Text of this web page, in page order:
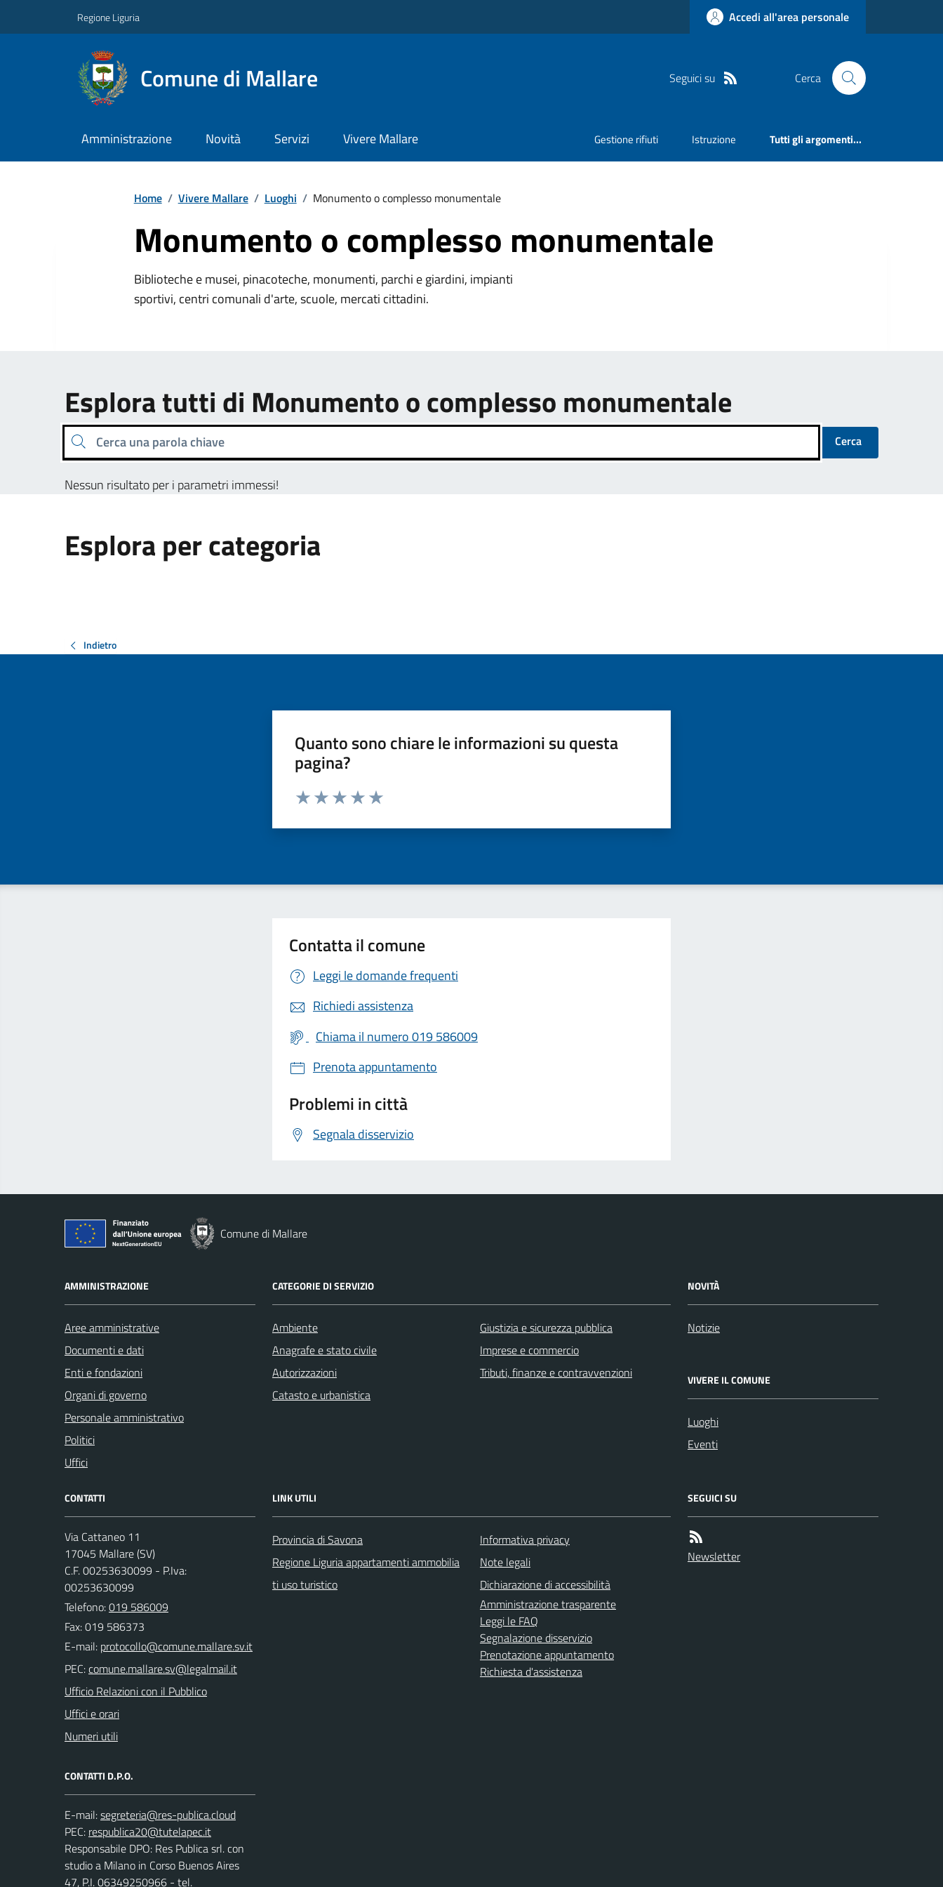
Regione Liguria Accedi all'area personale
Comune di Mallare Seguici su Cerca
Amministrazione Novità Servizi Vivere Mallare Gestione rifiuti Istruzione Tutti gli argomenti...
Home / Vivere Mallare / Luoghi / Monumento o complesso monumentale
Monumento o complesso monumentale
Biblioteche e musei, pinacoteche, monumenti, parchi e giardini, impianti
sportivi, centri comunali d'arte, scuole, mercati cittadini.
Esplora tutti di Monumento o complesso monumentale
Cerca una parola chiave Cerca
Nessun risultato per i parametri immessi!
Esplora per categoria
Indietro
Quanto sono chiare le informazioni su questa
pagina?
Valuta da 1 a 5 stelle la pagina
Contatta il comune
Leggi le domande frequenti
Richiedi assistenza
Chiama il numero 019 586009
Prenota appuntamento
Problemi in città
Segnala disservizio
Comune di Mallare
AMMINISTRAZIONE
Aree amministrative
Documenti e dati
Enti e fondazioni
Organi di governo
Personale amministrativo
Politici
Uffici
CATEGORIE DI SERVIZIO
Ambiente
Anagrafe e stato civile
Autorizzazioni
Catasto e urbanistica
Giustizia e sicurezza pubblica
Imprese e commercio
Tributi, finanze e contravvenzioni
NOVITÀ
Notizie
VIVERE IL COMUNE
Luoghi
Eventi
CONTATTI
Via Cattaneo 11
17045 Mallare (SV)
C.F. 00253630099 - P.Iva:
00253630099
Telefono:019 586009
Fax: 019 586373
E-mail:
PEC:
Ufficio Relazioni con il Pubblico
Uffici e orari
Numeri utili
CONTATTI D.P.O.
E-mail:
PEC:
Responsabile DPO: Res Publica srl. con
studio a Milano in Corso Buenos Aires
47, P.I. 06349250966 - tel.
LINK UTILI
Provincia di Savona
Regione Liguria appartamenti ammobilia
ti uso turistico
Informativa privacy
Note legali
Dichiarazione di accessibilità
Amministrazione trasparente
Leggi le FAQ
Segnalazione disservizio
Prenotazione appuntamento
Richiesta d'assistenza
SEGUICI SU
Newsletter